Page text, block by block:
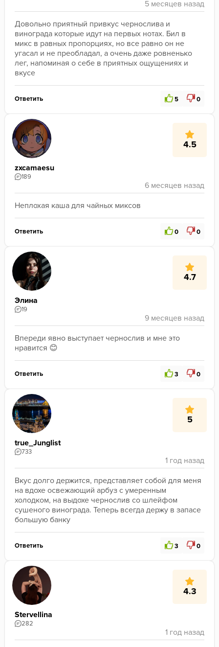
Довольно приятный привкус чернослива и
винограда которые идут на первых нотах. Бил в
микс в равных пропорциях, но все равно он не
угасал и не преобладал, а очень даже ровненько
лег, напоминая о себе в приятных ощущениях и
вкусе
Ответить 5 0
4.5
zxcamaesu
189
Неплохая каша для чайных миксов
Ответить 0 0
4.7
Элина
19
Впереди явно выступает чернослив и мне это
нравится 😊
Ответить 3 0
5
true_Junglist
733
Вкус долго держится, представляет собой для меня
на вдохе освежающий арбуз с умеренным
холодком, на выдохе чернослив со шлейфом
сушеного винограда. Теперь всегда держу в запасе
большую банку
Ответить 3 0
4.3
Stervellina
282